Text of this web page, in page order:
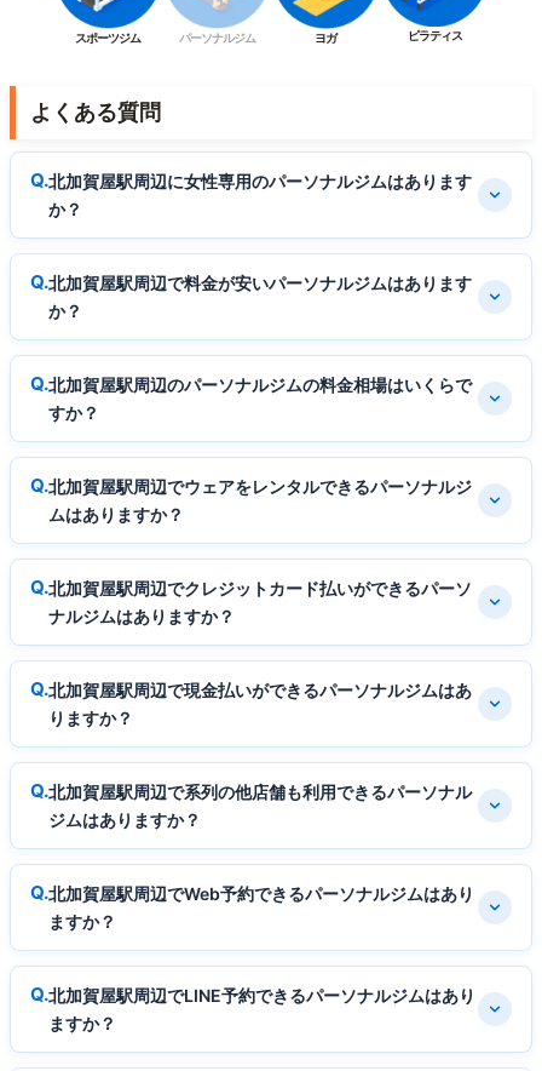
スポーツジム パーソナルジム ヨガ ピラティス
よくある質問
北加賀屋駅周辺に女性専用のパーソナルジムはあります
か？
北加賀屋駅周辺で料金が安いパーソナルジムはあります
か？
北加賀屋駅周辺のパーソナルジムの料金相場はいくらで
すか？
北加賀屋駅周辺でウェアをレンタルできるパーソナルジ
ムはありますか？
北加賀屋駅周辺でクレジットカード払いができるパーソ
ナルジムはありますか？
北加賀屋駅周辺で現金払いができるパーソナルジムはあ
りますか？
北加賀屋駅周辺で系列の他店舗も利用できるパーソナル
ジムはありますか？
北加賀屋駅周辺でWeb予約できるパーソナルジムはあり
ますか？
北加賀屋駅周辺でLINE予約できるパーソナルジムはあり
ますか？